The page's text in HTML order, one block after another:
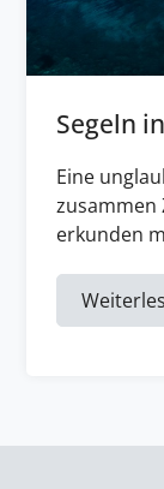
Segeln
Eine
zusammen
erkunden